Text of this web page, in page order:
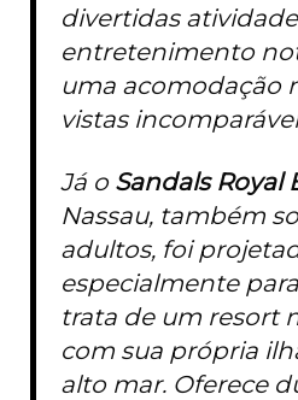
divertidas
entretenimento
uma acomodação
vistas
Já o Sandals Royal
Nassau, também
adultos, foi
especialmente para
trata de um resort
com sua própria
alto mar. Oferece